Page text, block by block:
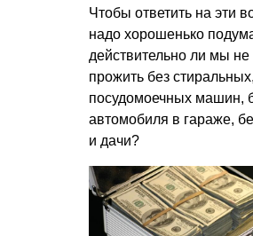
Чтобы ответить на эти
надо хорошенько
действительно ли мы
прожить без стиральных,
посудомоечных машин,
автомобиля в гараже,
и дачи?